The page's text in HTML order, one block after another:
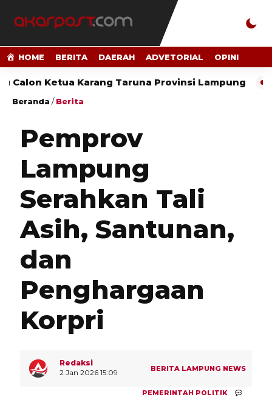
HOME BERITA DAERAH ADVETORIAL OPINI
Karang Taruna Provinsi Lampung BPK
Beranda /Berita
Pemprov
Lampung
Serahkan Tali
Asih, Santunan,
dan
Penghargaan
Korpri
Redaksi
2 Jan 2026 15:09
BERITA LAMPUNG NEWS
PEMERINTAH POLITIK